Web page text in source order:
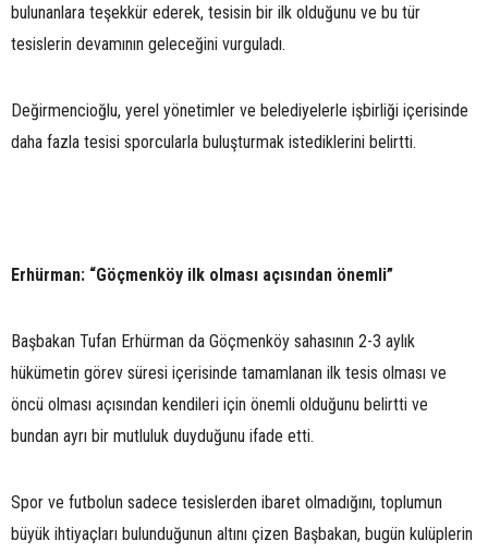
bulunanlara teşekkür ederek, tesisin bir ilk olduğunu ve bu tür
tesislerin devamının geleceğini vurguladı.
Değirmencioğlu, yerel yönetimler ve belediyelerle işbirliği içerisinde
daha fazla tesisi sporcularla buluşturmak istediklerini belirtti.
Erhürman: “Göçmenköy ilk olması açısından önemli”
Başbakan Tufan Erhürman da Göçmenköy sahasının 2-3 aylık
hükümetin görev süresi içerisinde tamamlanan ilk tesis olması ve
öncü olması açısından kendileri için önemli olduğunu belirtti ve
bundan ayrı bir mutluluk duyduğunu ifade etti.
Spor ve futbolun sadece tesislerden ibaret olmadığını, toplumun
büyük ihtiyaçları bulunduğunun altını çizen Başbakan, bugün kulüplerin